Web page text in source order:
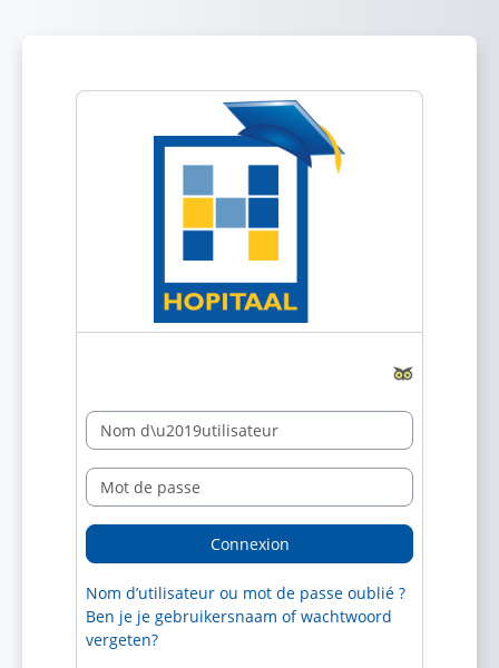
Nom d’utilisateur
Mot de passe
Connexion
Nom d’utilisateur ou mot de passe oublié ?
Ben je je gebruikersnaam of wachtwoord
vergeten?